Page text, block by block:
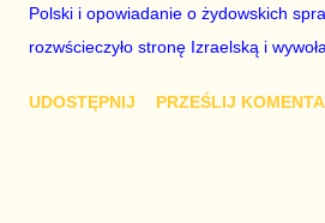
Kaczyński / fot. autor nieznany. Plan
Lecha Wałęs...
Polski i opowiadanie o żydowskich
rozwścieczyło stronę Izraelską i
Dodajmy do tego jeszcze odmowę
UDOSTĘPNIJ PRZEŚLIJ